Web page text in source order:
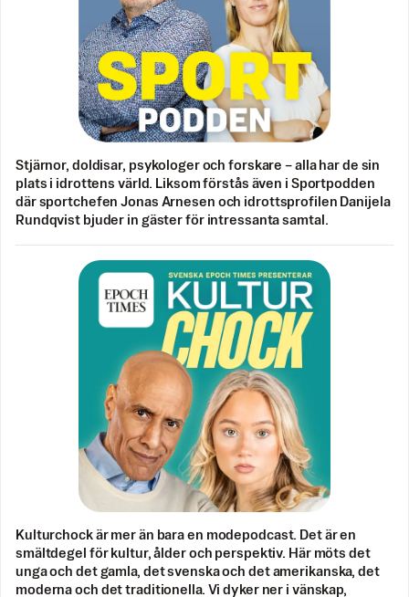
Stjärnor, doldisar, psykologer och forskare – alla har de sin
plats i idrottens värld. Liksom förstås även i Sportpodden
där sportchefen Jonas Arnesen och idrottsprofilen Danijela
Rundqvist bjuder in gäster för intressanta samtal.
Kulturchock är mer än bara en modepodcast. Det är en
smältdegel för kultur, ålder och perspektiv. Här möts det
unga och det gamla, det svenska och det amerikanska, det
moderna och det traditionella. Vi dyker ner i vänskap,